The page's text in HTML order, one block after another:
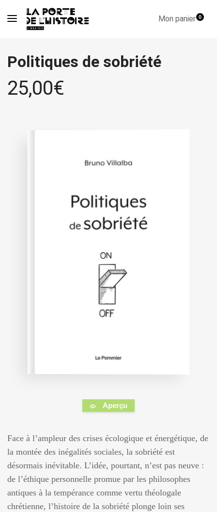
Mon panier0
Politiques de sobriété
25,00€
Aperçu
Face à l’ampleur des crises écologique et énergétique, de
la montée des inégalités sociales, la sobriété est
désormais inévitable. L’idée, pourtant, n’est pas neuve :
de l’éthique personnelle promue par les philosophes
antiques à la tempérance comme vertu théologale
chrétienne, l’histoire de la sobriété plonge loin ses